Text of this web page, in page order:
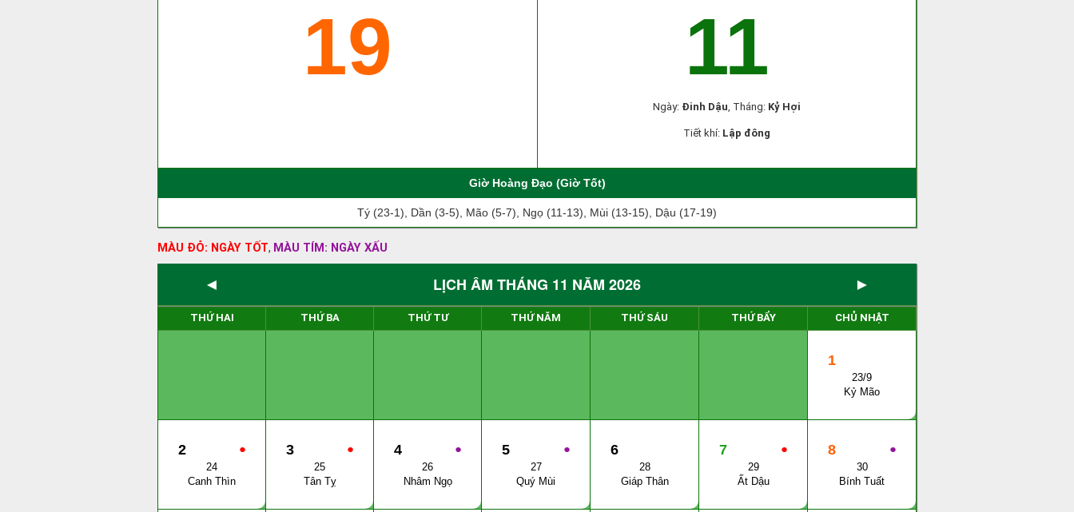
19 11
Ngày: Đinh Dậu, Tháng: Kỷ Hợi
Tiết khí: Lập đông
Giờ Hoàng Đạo (Giờ Tốt)
Tý (23-1), Dần (3-5), Mão (5-7), Ngọ (11-13), Mùi (13-15), Dậu (17-19)
MÀU ĐỎ: NGÀY TỐT, MÀU TÍM: NGÀY XẤU
◄ LỊCH ÂM THÁNG 11 NĂM 2026 ►
THỨ HAI THỨ BA THỨ TƯ THỨ NĂM THỨ SÁU THỨ BẨY CHỦ NHẬT
1
23/9
Kỷ Mão
●
2
24
Canh Thìn
●
3
25
Tân Tỵ
●
4
26
Nhâm Ngọ
●
5
27
Quý Mùi
6
28
Giáp Thân
●
7
29
Ất Dậu
●
8
30
Bính Tuất